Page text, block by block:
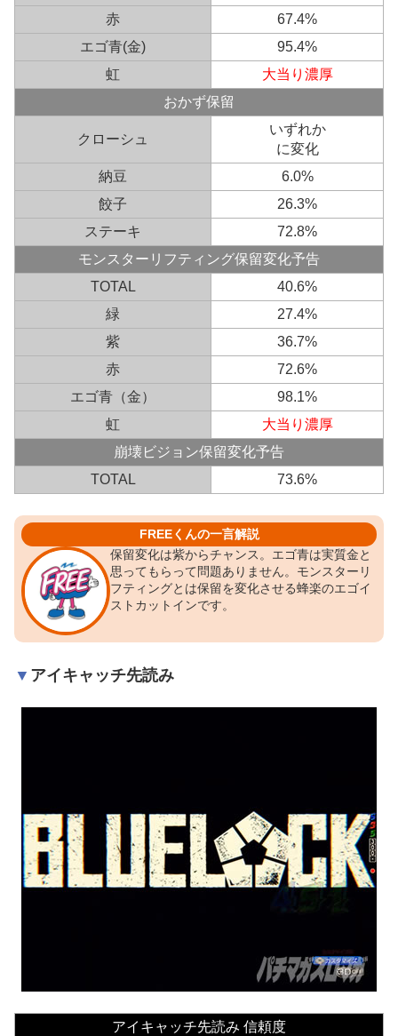
赤
67.4%
エゴ青(金)
95.4%
虹
大当り濃厚
おかず保留
クローシュ
いずれか
に変化
納豆
6.0%
餃子
26.3%
ステーキ
72.8%
モンスターリフティング保留変化予告
TOTAL
40.6%
緑
27.4%
紫
36.7%
赤
72.6%
エゴ青（金）
98.1%
虹
大当り濃厚
崩壊ビジョン保留変化予告
TOTAL
73.6%
FREEくんの一言解説
保留変化は紫からチャンス。エゴ青は実質金と
思ってもらって問題ありません。モンスターリ
フティングとは保留を変化させる蜂楽のエゴイ
ストカットインです。
アイキャッチ先読み
アイキャッチ先読み 信頼度